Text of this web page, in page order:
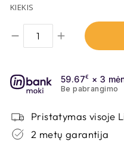
Per 15 - 35 d.d.
PILKA MDF
Galima užsakyti
KIEKIS
59.67€ × 3
Be pabrangimo
Pristatymas visoje
2 metų garantija